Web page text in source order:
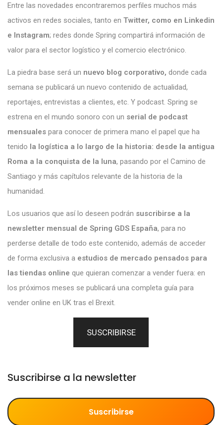
Entre las novedades encontraremos perfiles muchos más
activos en redes sociales, tanto en Twitter, como en Linkedin
e Instagram; redes donde Spring compartirá información de
valor para el sector logístico y el comercio electrónico.
La piedra base será un nuevo blog corporativo, donde cada
semana se publicará un nuevo contenido de actualidad,
reportajes, entrevistas a clientes, etc. Y podcast. Spring se
estrena en el mundo sonoro con un serial de podcast
mensuales para conocer de primera mano el papel que ha
tenido la logística a lo largo de la historia: desde la antigua
Roma a la conquista de la luna, pasando por el Camino de
Santiago y más capítulos relevante de la historia de la
humanidad.
Los usuarios que así lo deseen podrán suscribirse a la
newsletter mensual de Spring GDS España, para no
perderse detalle de todo este contenido, además de acceder
de forma exclusiva a estudios de mercado pensados para
las tiendas online que quieran comenzar a vender fuera: en
los próximos meses se publicará una completa guía para
vender online en UK tras el Brexit.
SUSCRIBIRSE
Suscribirse a la newsletter
Suscribirse